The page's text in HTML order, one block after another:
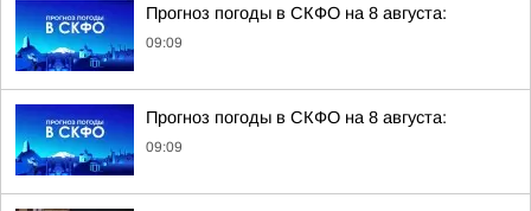
Прогноз погоды в СКФО на 8 августа:
09:09
Прогноз погоды в СКФО на 8 августа:
09:09